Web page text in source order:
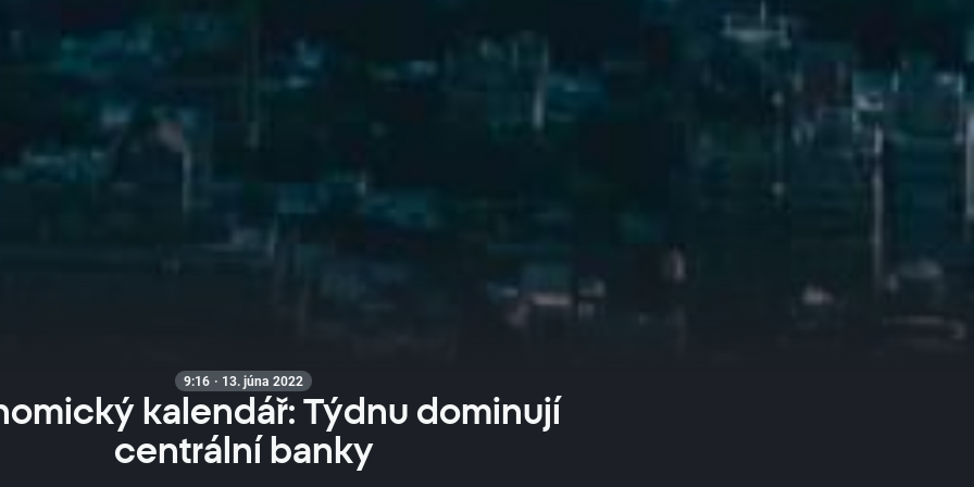
9:16 · 13. júna 2022
kalendář: Týdnu dominují
centrální banky